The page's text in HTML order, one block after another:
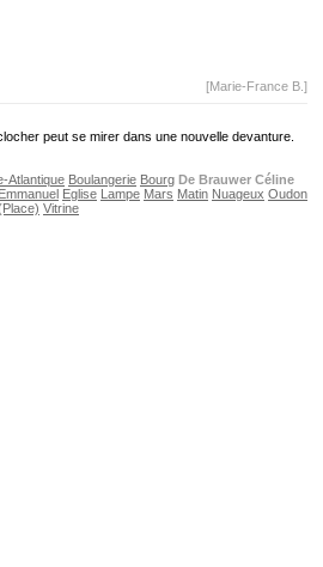
[Marie-France B.]
peut se mirer dans une nouvelle devanture.
Atlantique Boulangerie Bourg De Brauwer Céline
Eglise Lampe Mars Matin Nuageux Oudon
Vitrine